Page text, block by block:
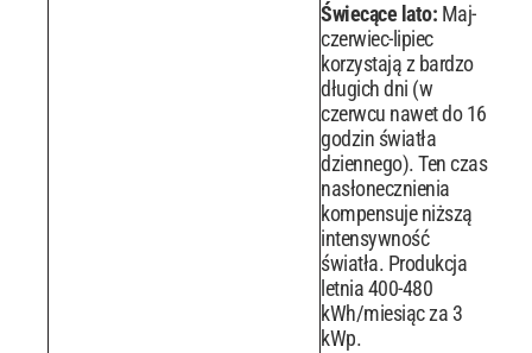
Świecące lato: Maj-
czerwiec-lipiec
korzystają z bardzo
długich dni (w
czerwcu nawet do 16
godzin światła
dziennego). Ten czas
nasłonecznienia
kompensuje niższą
intensywność
światła. Produkcja
letnia 400-480
kWh/miesiąc za 3
kWp.